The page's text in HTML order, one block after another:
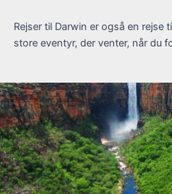
Rejser til Darwin er også en rejse
store eventyr, der venter, når du